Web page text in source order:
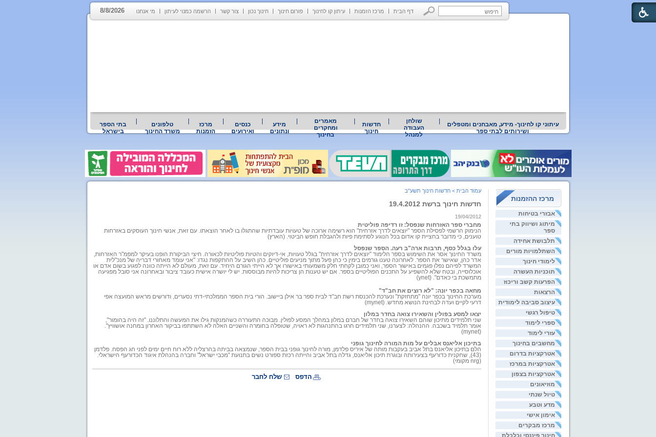
דף הבית מרכז הזמנות עיתון קו לחינוך פורום חינוך חינוך נכון צור קשר הרשמה כמנוי לעיתון מי אנחנו 8/8/2026
עיתוני קו לחינוך- מידע, מאבחנים ומטפלים
ושירותים לבתי ספר
שולחן
העבודה
למנהל
חדשות
חינוך
מאמרים
ומחקרים
בחינוך
מידע
ונתונים
כנסים
ואירועים
מרכז
הזמנות
טלפונים
משרד החינוך
בתי הספר
בישראל
מרכז ההזמנות
אבזרי בטיחות
מיתוג ושיווק בתי
ספר
תלבושת אחידה
השתלמויות מורים
לימודי חינוך
תוכניות העשרה
הפרעות קשב וריכוז
הרצאות
עיצוב סביבה לימודית
טיפול רגשי
ספרי לימוד
עזרי לימוד
מחשבים בחינוך
אטרקציות בדרום
אטרקציות במרכז
אטרקציות בצפון
מוזיאונים
טיול שנתי
מדע וטבע
אימון אישי
מרכז מבקרים
חינוך פיננסי וכלכלת
עמוד הבית > חדשות חינוך תשע"ב
חדשות חינוך ברשת 19.4.2012
19/04/2012
מחברי ספר האזרחות שנפסל: זו רדיפה פוליטית
הנימוק הרשמי לפסילת הספר "יוצאים לדרך אזרחית" הוא רשימה ארוכה של טעויות עובדתיות שהתגלו בו לאחר הוצאתו. עם זאת, אנשי חינוך העוסקים באזרחות
טוענים, כי מדובר בחציית קו אדום בכל הנוגע לסתימת פיות ולהגבלת חופש הביטוי. (הארץ)
עלו בגלל כסף, תרבות ארה"ב רעה. הספר שנפסל
משרד החינוך אסר את השימוש בספר הלימוד "יוצאים לדרך אזרחית" בגלל טעויות, אי-דיוקים והטיות פוליטיות לכאורה. חיצי הביקורת הופנו בעיקר למפמ"ר האזרחות,
אדר כהן, שאישר את הספר. לאחרונה טענו גורמים בימין כי כהן פעל מתוך מניעים פוליטיים. כהן השיב על ההתקפות נגדו: "אני עומד מאחורי דבריה של מנכ"לית
המשרד לפיהם נפלו פגמים באישור הספר, ואני כמובן לקחתי חלק משמעותי באישורו אך לא הייתי הגורם היחיד. עם זאת, מעולם לא הייתה כוונה לפגוע בשום אדם או
אוכלוסייה, ובטח שלא להשפיע על התכנים הפוליטיים בספר. אם יש טענות הן צריכות להיות מבוססות. יש לי יושרה אישית כעובד ציבור ובאחרונה אני סובל מפגיעה
מתמשכת בי כאדם". (ynet)
מחאה בכפר יונה: "לא רוצים את חב"ד"
מערכת החינוך בכפר יונה "מתחזקת" ונערכת להכנסת רשת חב"ד לבית ספר בר אילן ביישוב. הורי בית הספר הממלכתי-דתי נסערים, ודורשים מראש המועצה אפי
דרעי לקיים ועדה לבחינת הנושא מחדש. (mynet)
יצאו למסע בפולין והשאירו צואה בחדר במלון
שני תלמידים מתיכון שוהם השאירו צואה בחדר של חברם במלון במהלך המסע לפולין. מבוכה התעוררה כשהמנקות גילו את המעשה והתלוננו. "זה היה בהומור",
אומר תלמיד בשכבה. ההנהלה: לצערנו, שני תלמידים חרגו בהתנהגות לא ראויה, שטופלה בחומרה והשניים האלה לא השתתפו בביקור האחרון במחנה אושוויץ".
(mynet)
בתיכון אליאנס אבלים על מות המורה לחינוך גופני
הלם בתיכון אליאנס בתל אביב בעקבות מותה של איריס פלדמן, מורה לחינוך גופני בבית הספר, שנמצאה בביתה בהרצליה ללא רוח חיים ימים לפני חג הפסח. פלדמן
(43), שחקנית כדורעף בצעירותה ובוגרת תיכון אליאנס, גדלה בתל אביב והייתה רכזת ספורט נשים בתנועת "מכבי ישראל" וחברה בהנהלת איגוד הכדורעף הישראלי.
(nrg מקומי)
הדפס שלח לחבר